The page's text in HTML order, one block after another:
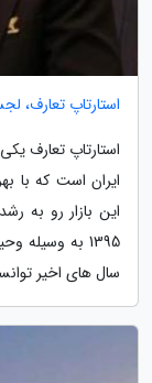
استارتاپ تعارف،
استارتاپ تعارف
ایران است که با
این بازار رو به
1395 به
سال های اخیر